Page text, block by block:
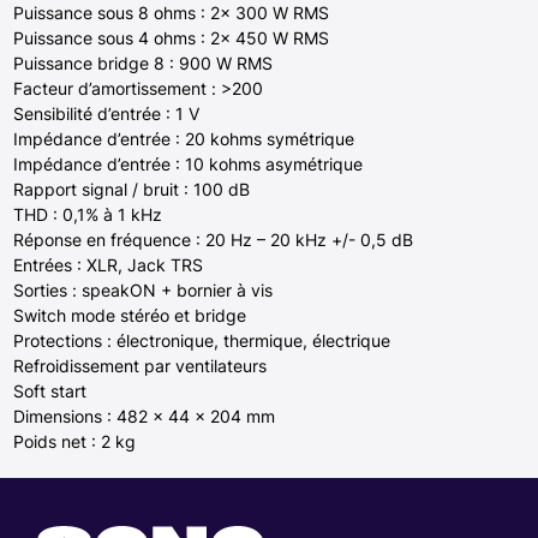
Puissance sous 8 ohms : 2x 300 W RMS
Puissance sous 4 ohms : 2x 450 W RMS
Puissance bridge 8 : 900 W RMS
Facteur d’amortissement : >200
Sensibilité d’entrée : 1 V
Impédance d’entrée : 20 kohms symétrique
Impédance d’entrée : 10 kohms asymétrique
Rapport signal / bruit : 100 dB
THD : 0,1% à 1 kHz
Réponse en fréquence : 20 Hz – 20 kHz +/- 0,5 dB
Entrées : XLR, Jack TRS
Sorties : speakON + bornier à vis
Switch mode stéréo et bridge
Protections : électronique, thermique, électrique
Refroidissement par ventilateurs
Soft start
Dimensions : 482 x 44 x 204 mm
Poids net : 2 kg